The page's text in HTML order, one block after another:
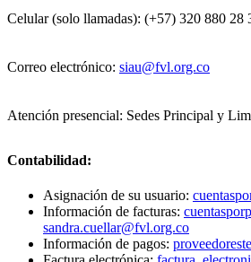
Celular (solo llamadas): (+57) 320 880 28
Correo electrónico: siau@fvl.org.co
Atención presencial: Sedes Principal y
Contabilidad:
Asignación de su usuario:
Información de facturas:
sandra.cuellar@fvl.org.co
Información de pagos: